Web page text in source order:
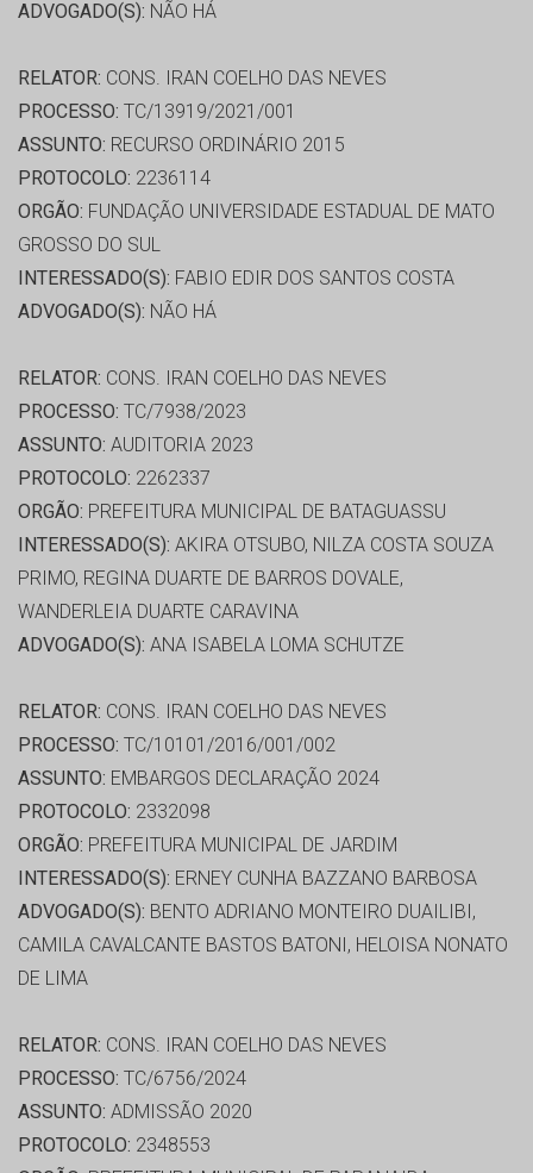
ADVOGADO(S): NÃO HÁ
RELATOR: CONS. IRAN COELHO DAS NEVES
PROCESSO: TC/13919/2021/001
ASSUNTO: RECURSO ORDINÁRIO 2015
PROTOCOLO: 2236114
ORGÃO: FUNDAÇÃO UNIVERSIDADE ESTADUAL DE MATO
GROSSO DO SUL
INTERESSADO(S): FABIO EDIR DOS SANTOS COSTA
ADVOGADO(S): NÃO HÁ
RELATOR: CONS. IRAN COELHO DAS NEVES
PROCESSO: TC/7938/2023
ASSUNTO: AUDITORIA 2023
PROTOCOLO: 2262337
ORGÃO: PREFEITURA MUNICIPAL DE BATAGUASSU
INTERESSADO(S): AKIRA OTSUBO, NILZA COSTA SOUZA
PRIMO, REGINA DUARTE DE BARROS DOVALE,
WANDERLEIA DUARTE CARAVINA
ADVOGADO(S): ANA ISABELA LOMA SCHUTZE
RELATOR: CONS. IRAN COELHO DAS NEVES
PROCESSO: TC/10101/2016/001/002
ASSUNTO: EMBARGOS DECLARAÇÃO 2024
PROTOCOLO: 2332098
ORGÃO: PREFEITURA MUNICIPAL DE JARDIM
INTERESSADO(S): ERNEY CUNHA BAZZANO BARBOSA
ADVOGADO(S): BENTO ADRIANO MONTEIRO DUAILIBI,
CAMILA CAVALCANTE BASTOS BATONI, HELOISA NONATO
DE LIMA
RELATOR: CONS. IRAN COELHO DAS NEVES
PROCESSO: TC/6756/2024
ASSUNTO: ADMISSÃO 2020
PROTOCOLO: 2348553